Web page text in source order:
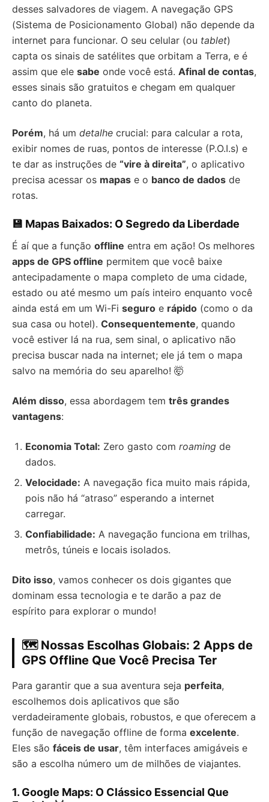
desses salvadores de viagem. A navegação GPS
(Sistema de Posicionamento Global) não depende da
internet para funcionar. O seu celular (ou tablet)
capta os sinais de satélites que orbitam a Terra, e é
assim que ele sabe onde você está. Afinal de contas,
esses sinais são gratuitos e chegam em qualquer
canto do planeta.
Porém, há um detalhe crucial: para calcular a rota,
exibir nomes de ruas, pontos de interesse (P.O.I.s) e
te dar as instruções de “vire à direita”, o aplicativo
precisa acessar os mapas e o banco de dados de
rotas.
💾 Mapas Baixados: O Segredo da Liberdade
É aí que a função offline entra em ação! Os melhores
apps de GPS offline permitem que você baixe
antecipadamente o mapa completo de uma cidade,
estado ou até mesmo um país inteiro enquanto você
ainda está em um Wi-Fi seguro e rápido (como o da
sua casa ou hotel). Consequentemente, quando
você estiver lá na rua, sem sinal, o aplicativo não
precisa buscar nada na internet; ele já tem o mapa
salvo na memória do seu aparelho! 🤯
Além disso, essa abordagem tem três grandes
vantagens:
Economia Total: Zero gasto com roaming de
dados.
Velocidade: A navegação fica muito mais rápida,
pois não há “atraso” esperando a internet
carregar.
Confiabilidade: A navegação funciona em trilhas,
metrôs, túneis e locais isolados.
Dito isso, vamos conhecer os dois gigantes que
dominam essa tecnologia e te darão a paz de
espírito para explorar o mundo!
🗺️ Nossas Escolhas Globais: 2 Apps de
GPS Offline Que Você Precisa Ter
Para garantir que a sua aventura seja perfeita,
escolhemos dois aplicativos que são
verdadeiramente globais, robustos, e que oferecem a
função de navegação offline de forma excelente.
Eles são fáceis de usar, têm interfaces amigáveis e
são a escolha número um de milhões de viajantes.
1. Google Maps: O Clássico Essencial Que